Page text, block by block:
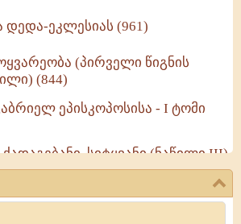
დედა-ეკლესიას (961)
(პირველი წიგნის
(844)
ეპისკოპოსისა - I ტომი
სიტყვანი (ნაწილი III)
სასარგებლო რჩევები
(545)